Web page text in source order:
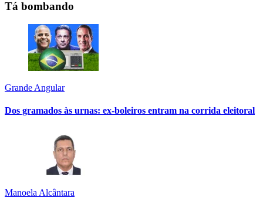
Tá bombando
Grande Angular
Dos gramados às urnas: ex-boleiros entram na corrida eleitoral
Manoela Alcântara